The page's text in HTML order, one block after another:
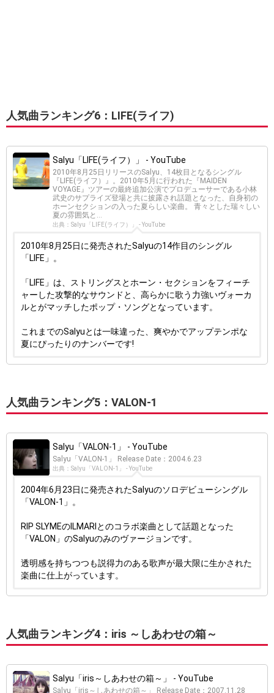
人気曲ランキング6：LIFE(ライフ)
Salyu「LIFE(ライフ）」 - YouTube
2010年8月25日リリースのSalyu、14枚目となるシングル
『LIFE(ライフ）』。2010年5月に行われた『MAIDEN
VOYAGE』ツアーの最終追加公演でプロデューサーである小林
武史のサプライズ登場と共に披露され話題となった、自身初の
ホーンセクションの入った夏らしい楽曲。 青々とした瑞々しい
夏の雰囲気と...
出典：Salyu「LIFE(ライフ）」 - YouTube
2010年8月25日に発売されたSalyuの14作目のシングル
「LIFE」。
「LIFE」は、ストリングスとホーン・セクションをフィーチ
ャーした攻撃的なサウンドと、高らかに歌う力強いヴォーカ
ルとがマッチしたポップ・ソングとなっています。
これまでのSalyuとは一味違った、爽やかでアップテンポな
夏にぴったりのナンバーです!
人気曲ランキング5：VALON-1
Salyu「VALON-1」 - YouTube
Salyu「VALON-1」 Release Date：2004.6.23
出典：Salyu「VALON-1」 - YouTube
2004年6月23日に発売されたSalyuのソロデビューシングル
「VALON-1」。
RIP SLYMEのILMARIとのコラボ楽曲として話題となった
「VALON」のSalyuのみのヴァージョンです。
透明感を持ちつつも説得力のある歌声が最大限に生かされた
楽曲に仕上がっています。
人気曲ランキング4：iris ～しあわせの箱～
Salyu「iris～しあわせの箱～」 - YouTube
Salyu「iris～しあわせの箱～」 Release Date：2007.11.28